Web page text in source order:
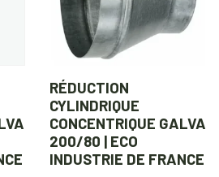
RÉDUCTION
CYLINDRIQUE
CONCENTRIQUE GALVA
200/80 | ECO
INDUSTRIE DE FRANCE